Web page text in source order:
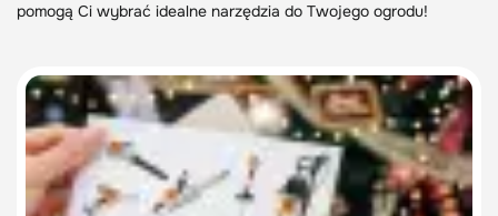
pomogą Ci wybrać idealne narzędzia do Twojego ogrodu!